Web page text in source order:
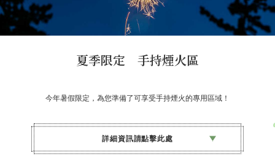
夏季限定 手持煙火區
今年暑假限定，為您準備了可享受手持煙火的專用區域！
詳細資訊請點擊此處